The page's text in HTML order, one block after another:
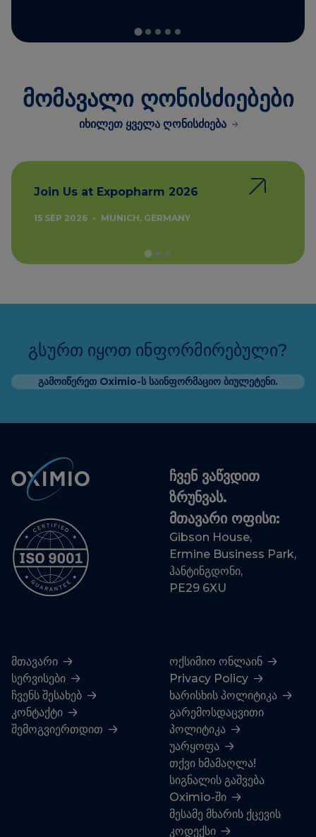
მომავალი ღონისძიებები
იხილეთ ყველა ღონისძიება
Join Us at Expopharm 2026
15 SEP 2026 • MUNICH, GERMANY
გსურთ იყოთ ინფორმირებული?
გამოიწერეთ Oximio-ს საინფორმაციო ბიულეტენი.
ჩვენ ვაწვდით
ზრუნვას.
მთავარი ოფისი:
Gibson House,
Ermine Business Park,
ჰანტინგდონი,
PE29 6XU
მთავარი
სერვისები
ჩვენს შესახებ
კონტაქტი
შემოგვიერთდით
ოქსიმიო ონლაინ
Privacy Policy
ხარისხის პოლიტიკა
გარემოსდაცვითი
პოლიტიკა
უარყოფა
თქვი ხმამაღლა!
სიგნალის გაშვება
Oximio-ში
მესამე მხარის ქცევის
კოდექსი